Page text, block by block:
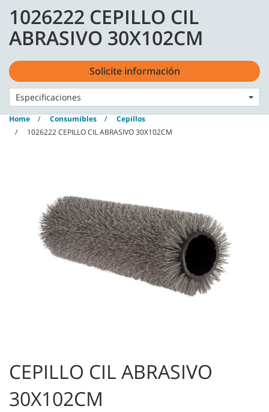
content
navigation
menu
Home Consumibles
Cepillos
1026222 CEPILLO CIL ABRASIVO 30X102CM
CEPILLO CIL ABRASIVO
30X102CM
1026222 CEPILLO CIL
ABRASIVO 30X102CM
Solicite información
Especificaciones